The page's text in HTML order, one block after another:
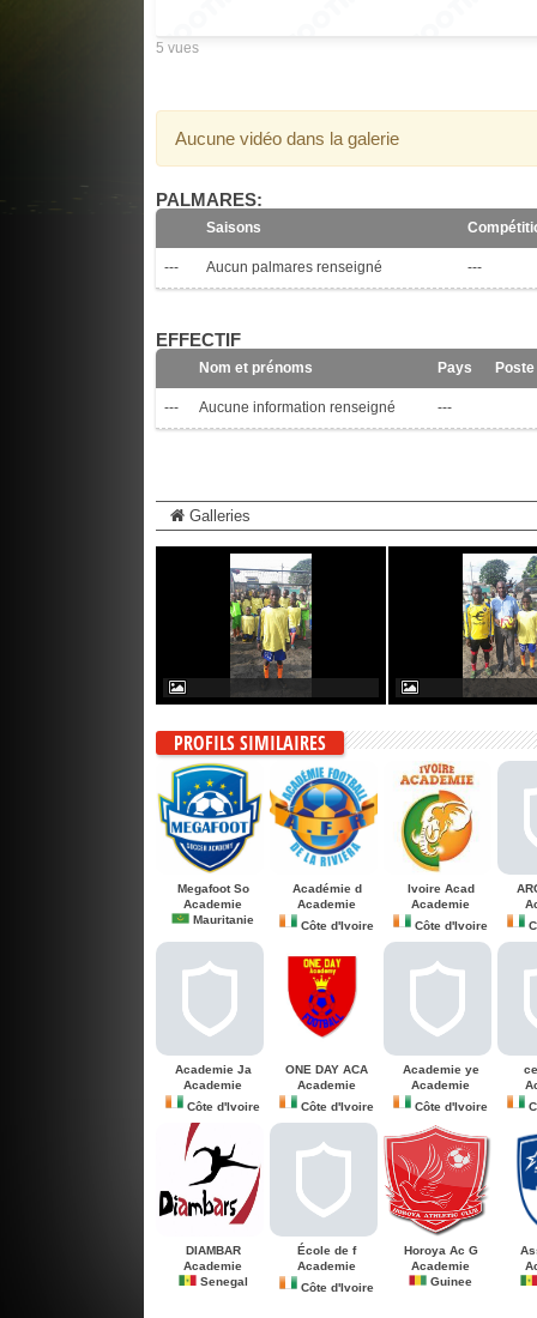
5 vues
Aucune vidéo dans la galerie
PALMARES:
Saisons
--- Aucun palmares renseigné ---
EFFECTIF
Nom et prénoms Pays Poste
--- Aucune information renseigné ---
Galleries
PROFILS SIMILAIRES
Megafoot So
Academie
Mauritanie
Académie d
Academie
Côte d'Ivoire
Ivoire Acad
Academie
Côte d'Ivoire
Academie Ja
Academie
Côte d'Ivoire
ONE DAY ACA
Academie
Côte d'Ivoire
Academie ye
Academie
Côte d'Ivoire
DIAMBAR
Academie
Senegal
École de f
Academie
Côte d'Ivoire
Horoya Ac G
Academie
Guinee